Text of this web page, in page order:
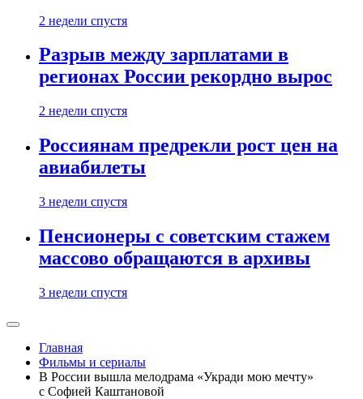
2 недели спустя
Разрыв между зарплатами в
регионах России рекордно вырос
2 недели спустя
Россиянам предрекли рост цен на
авиабилеты
3 недели спустя
Пенсионеры с советским стажем
массово обращаются в архивы
3 недели спустя
Главная
Фильмы и сериалы
В России вышла мелодрама «Укради мою мечту»
с Софией Каштановой